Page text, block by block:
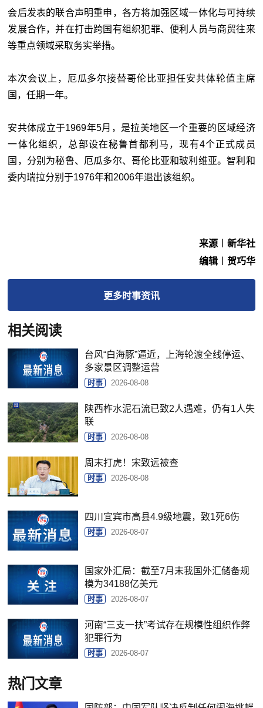
会后发表的联合声明重申，各方将加强区域一体化与可持续
发展合作，并在打击跨国有组织犯罪、便利人员与商贸往来
等重点领域采取务实举措。
本次会议上，厄瓜多尔接替哥伦比亚担任安共体轮值主席
国，任期一年。
安共体成立于1969年5月，是拉美地区一个重要的区域经济
一体化组织，总部设在秘鲁首都利马，现有4个正式成员
国，分别为秘鲁、厄瓜多尔、哥伦比亚和玻利维亚。智利和
委内瑞拉分别于1976年和2006年退出该组织。
来源︱新华社
编辑︱贺巧华
更多时事资讯
相关阅读
台风“白海豚”逼近，上海轮渡全线停运、
多家景区调整运营
时事 2026-08-08
陕西柞水泥石流已致2人遇难，仍有1人失
联
时事 2026-08-08
周末打虎！宋致远被查
时事 2026-08-08
四川宜宾市高县4.9级地震，致1死6伤
时事 2026-08-07
国家外汇局：截至7月末我国外汇储备规
模为34188亿美元
时事 2026-08-07
河南“三支一扶”考试存在规模性组织作弊
犯罪行为
时事 2026-08-07
热门文章